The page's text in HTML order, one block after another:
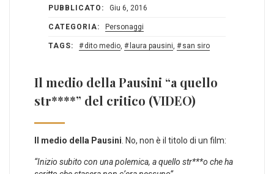
PUBBLICATO: Giu 6, 2016
CATEGORIA: Personaggi
TAGS: dito medio, laura pausini, san siro
Il medio della Pausini “a quello
str****” del critico (VIDEO)
Il medio della Pausini. No, non è il titolo di un film:
“Inizio subito con una polemica, a quello str***o che ha